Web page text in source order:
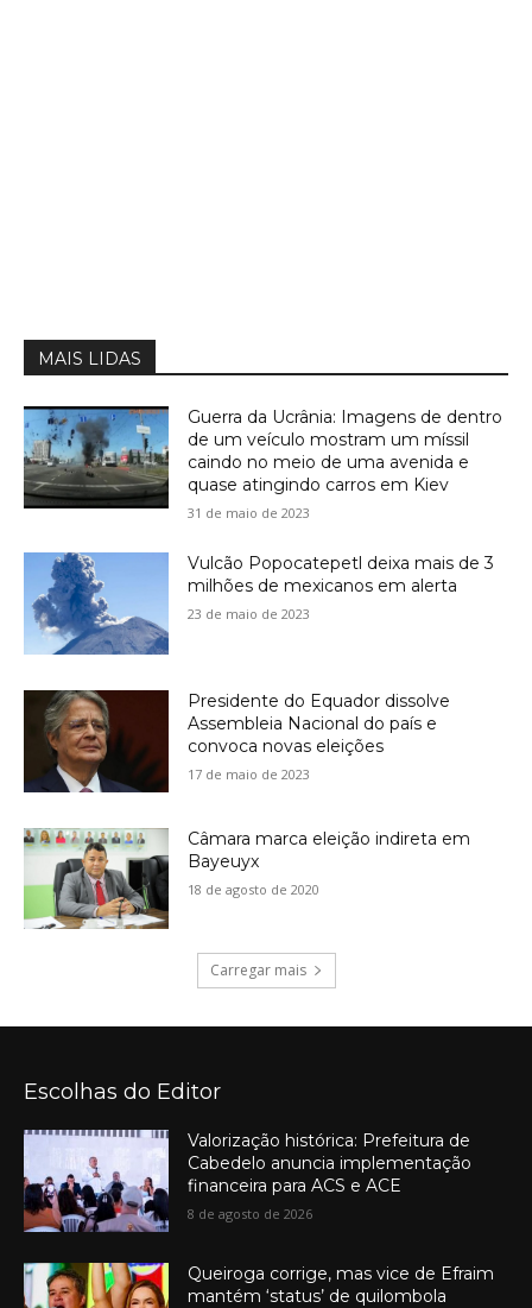
MAIS LIDAS
Guerra da Ucrânia: Imagens de dentro
de um veículo mostram um míssil
caindo no meio de uma avenida e
quase atingindo carros em Kiev
31 de maio de 2023
Vulcão Popocatepetl deixa mais de 3
milhões de mexicanos em alerta
23 de maio de 2023
Presidente do Equador dissolve
Assembleia Nacional do país e
convoca novas eleições
17 de maio de 2023
Câmara marca eleição indireta em
Bayeuyx
18 de agosto de 2020
Carregar mais
Escolhas do Editor
Valorização histórica: Prefeitura de
Cabedelo anuncia implementação
financeira para ACS e ACE
8 de agosto de 2026
Queiroga corrige, mas vice de Efraim
mantém ‘status’ de quilombola